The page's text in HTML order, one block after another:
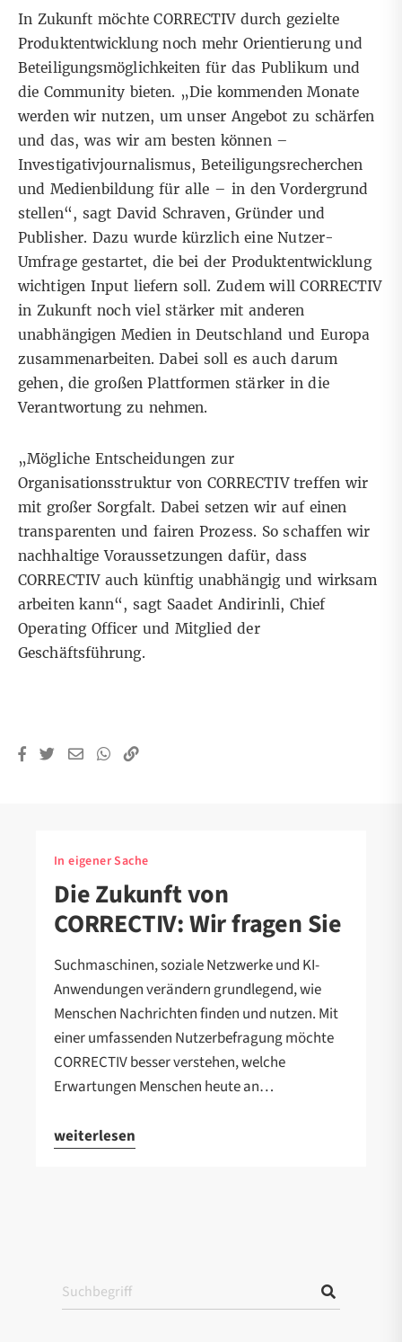
In Zukunft möchte CORRECTIV durch gezielte
Produktentwicklung noch mehr Orientierung und
Beteiligungsmöglichkeiten für das Publikum und
die Community bieten. „Die kommenden Monate
werden wir nutzen, um unser Angebot zu schärfen
und das, was wir am besten können –
Investigativjournalismus, Beteiligungsrecherchen
und Medienbildung für alle – in den Vordergrund
stellen“, sagt David Schraven, Gründer und
Publisher. Dazu wurde kürzlich eine Nutzer-
Umfrage gestartet, die bei der Produktentwicklung
wichtigen Input liefern soll. Zudem will CORRECTIV
in Zukunft noch viel stärker mit anderen
unabhängigen Medien in Deutschland und Europa
zusammenarbeiten. Dabei soll es auch darum
gehen, die großen Plattformen stärker in die
Verantwortung zu nehmen.
„Mögliche Entscheidungen zur
Organisationsstruktur von CORRECTIV treffen wir
mit großer Sorgfalt. Dabei setzen wir auf einen
transparenten und fairen Prozess. So schaffen wir
nachhaltige Voraussetzungen dafür, dass
CORRECTIV auch künftig unabhängig und wirksam
arbeiten kann“, sagt Saadet Andirinli, Chief
Operating Officer und Mitglied der
Geschäftsführung.
In eigener Sache
Die Zukunft von
CORRECTIV: Wir fragen Sie
Suchmaschinen, soziale Netzwerke und KI-
Anwendungen verändern grundlegend, wie
Menschen Nachrichten finden und nutzen. Mit
einer umfassenden Nutzerbefragung möchte
CORRECTIV besser verstehen, welche
Erwartungen Menschen heute an…
weiterlesen